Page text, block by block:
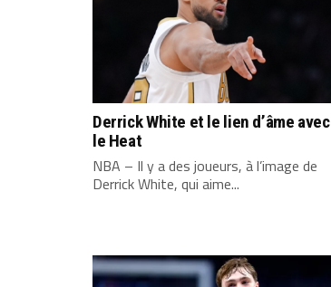
Derrick White et le lien d’âme avec
le Heat
NBA – Il y a des joueurs, à l’image de
Derrick White, qui aime...